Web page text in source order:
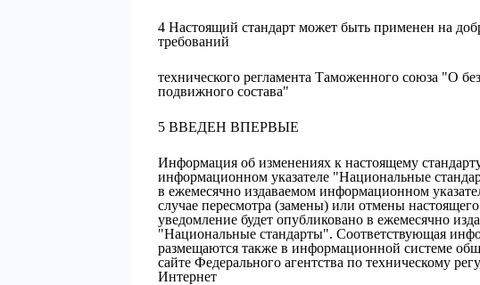
4 Настоящий стандарт может быть применен на
требований
технического регламента Таможенного союза "О
подвижного состава"
5 ВВЕДЕН ВПЕРВЫЕ
Информация об изменениях к настоящему
информационном указателе "Национальные
в ежемесячно издаваемом информационном
случае пересмотра (замены) или отмены
уведомление будет опубликовано в ежемесячно
"Национальные стандарты". Соответствующая
размещаются также в информационной системе
сайте Федерального агентства по техническому
Интернет